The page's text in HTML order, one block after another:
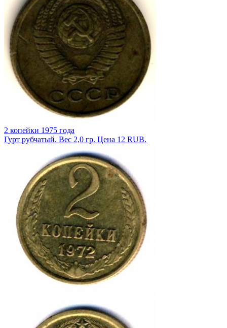
2 копейки 1975 года
Гурт рубчатый. Вес 2,0 гр. Цена 12 RUB.